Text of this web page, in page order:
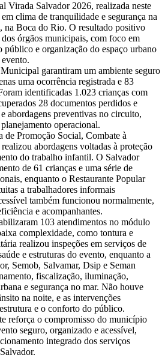
Virada Salvador 2026, realizada neste
clima de tranquilidade e segurança na
na Boca do Rio. O resultado positivo
órgãos municipais, com foco em
público e organização do espaço urbano
garantiram um ambiente seguro
uma ocorrência registrada e 83
identificadas 1.023 crianças com
28 documentos perdidos e
abordagens preventivas no circuito,
operacional.
de Promoção Social, Combate à
abordagens voltadas à proteção
do trabalho infantil. O Salvador
de 61 crianças e uma série de
enquanto o Restaurante Popular
a trabalhadores informais
também funcionou normalmente,
e acompanhantes.
103 atendimentos no módulo
complexidade, como tontura e
realizou inspeções em serviços de
e estruturas do evento, enquanto a
Semob, Salvamar, Dsip e Seman
fiscalização, iluminação,
e segurança no mar. Não houve
na noite, e as intervenções
e o conforto do público.
reforça o compromisso do município
seguro, organizado e acessível,
integrado dos serviços